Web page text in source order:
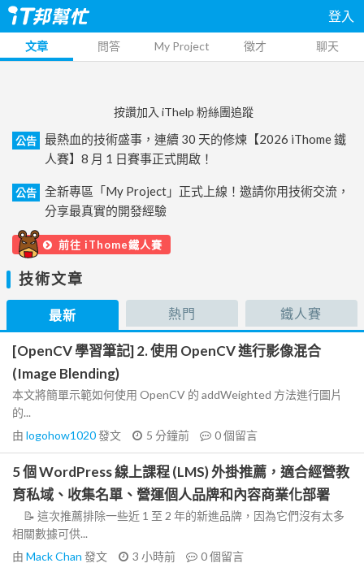
登入
文章 問答 My Project 徵才 聊天
按讚加入 iThelp 粉絲團追蹤
公告
最熱血的技術盛事，連續 30 天的修煉【2026 iThome 鐵
人賽】8 月 1 日賽事正式開啟！
公告
全新專區「My Project」正式上線！邀請你用技術交流，
分享最真實的開發經驗
前往 iThome鐵人賽
技術文章
最新 熱門 鐵人賽
[OpenCV 學習筆記] 2. 使用 OpenCV 進行影像混合
(Image Blending)
本文將簡單示範如何使用 OpenCV 的 addWeighted 方法進行圖片
的...
由 logohow1020發文 5 分鐘前 0個留言
5 個 WordPress 線上課程 (LMS) 外掛推薦，適合經營教
育私域、收集名單、營運個人品牌和內容商業化部署
📝 這次推薦排除一些近 1 至 2 年的新進品牌，因為它們沒有太多
相關數據可供...
由 Mack Chan 發文 3 小時前 0個留言